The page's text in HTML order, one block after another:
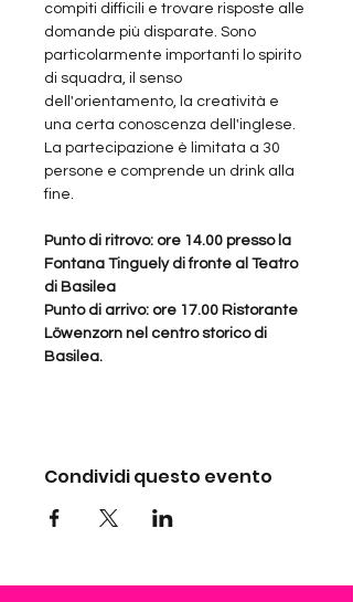
compiti difficili e trovare risposte alle
domande più disparate. Sono
particolarmente importanti lo spirito
di squadra, il senso
dell'orientamento, la creatività e
una certa conoscenza dell'inglese.
La partecipazione è limitata a 30
persone e comprende un drink alla
fine.
Punto di ritrovo: ore 14.00 presso la
Fontana Tinguely di fronte al Teatro
di Basilea
Punto di arrivo: ore 17.00 Ristorante
Löwenzorn nel centro storico di
Basilea.
Condividi questo evento